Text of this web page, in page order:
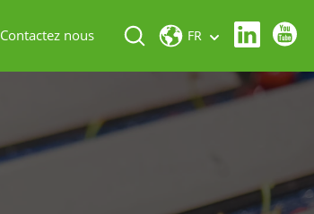
Contactez nous FR